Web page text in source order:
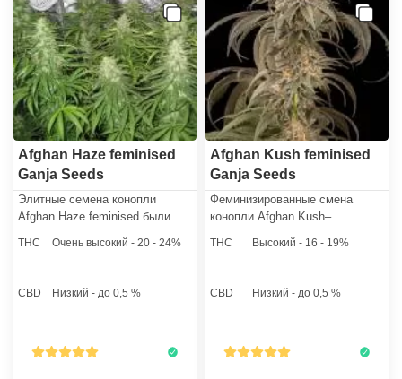
Afghan Haze feminised
Ganja Seeds
Элитные семена конопли
Afghan Haze feminised были
знаменитого сидбанка
мощным и ароматным клоном
THC Очень высокий - 20 - 24%
CBD Низкий - до 0,5 %
Afghan Kush feminised
Ganja Seeds
Феминизированные смена
конопли Afghan Kush–
материал, который понравится
растения каннабиса.
THC Высокий - 16 - 19%
CBD Низкий - до 0,5 %